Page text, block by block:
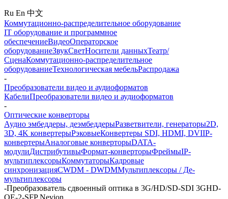
Ru En 中文
Коммутационно-распределительное оборудование
IT оборудование и программное
обеспечениеВидеоОператорское
оборудованиеЗвукСветНосители данныхТеатр/
СценаКоммутационно-распределительное
оборудованиеТехнологическая мебельРаспродажа
-
Преобразователи видео и аудиоформатов
КабелиПреобразователи видео и аудиоформатов
-
Оптические конверторы
Аудио эмбеддеры, деэмбеддерыРазветвители, генераторы2D,
3D, 4K конвертерыРэковыеКонвертеры SDI, HDMI, DVIIP-
конвертерыАналоговые конверторыDATA-
модулиДистрибутивыФормат-конверторыФреймыIP-
мультиплексорыКоммутаторыКадровые
синхронизацияCWDM - DWDMМультиплексоры / Де-
мультиплексоры
-Преобразователь сдвоенный оптика в 3G/HD/SD-SDI 3GHD-
OE-2-SFP Nevion